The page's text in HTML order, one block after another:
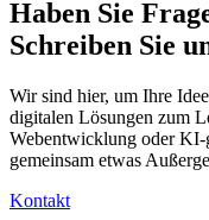
Haben Sie
Schreiben Sie
Wir sind hier, um Ihre
digitalen Lösungen zum
Webentwicklung oder KI-
gemeinsam etwas
Kontakt